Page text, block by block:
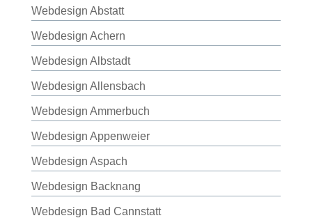
Webdesign Abstatt
Webdesign Achern
Webdesign Albstadt
Webdesign Allensbach
Webdesign Ammerbuch
Webdesign Appenweier
Webdesign Aspach
Webdesign Backnang
Webdesign Bad Cannstatt